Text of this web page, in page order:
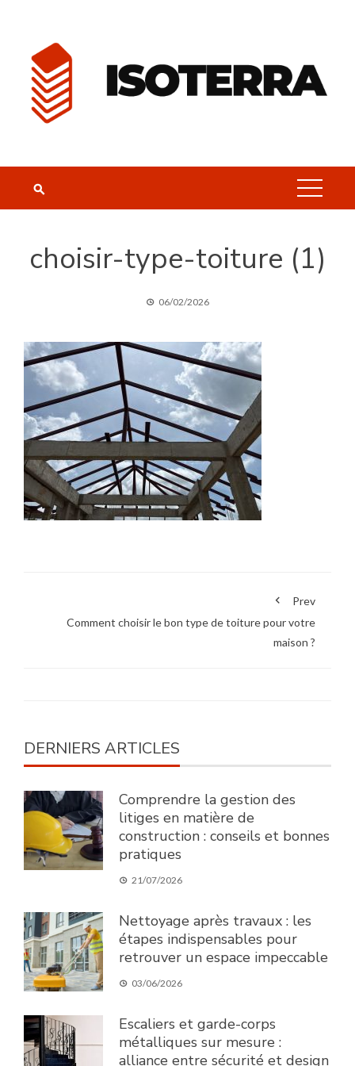
content
choisir-type-toiture (1)
06/02/2026
Prev
Comment choisir le bon type de toiture pour votre
maison ?
DERNIERS ARTICLES
Comprendre la gestion des
litiges en matière de
construction : conseils et bonnes
pratiques
21/07/2026
Nettoyage après travaux : les
étapes indispensables pour
retrouver un espace impeccable
03/06/2026
Escaliers et garde-corps
métalliques sur mesure :
alliance entre sécurité et design